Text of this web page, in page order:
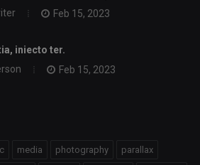
Feb 15, 2023
iniecto ter.
Feb 15, 2023
media photography parallax